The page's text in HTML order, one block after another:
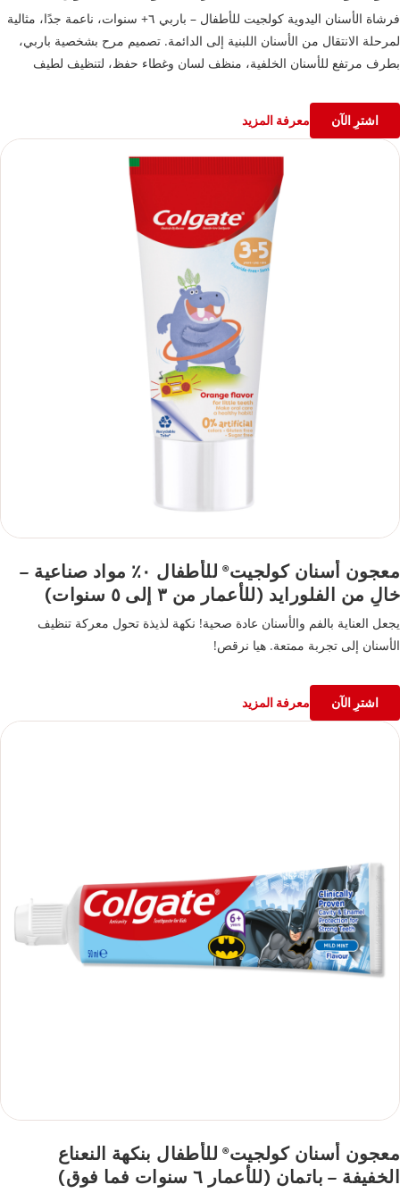
فرشاة الأسنان اليدوية كولجيت للأطفال – باربي ٦+ سنوات، ناعمة جدًا، مثالية
لمرحلة الانتقال من الأسنان اللبنية إلى الدائمة. تصميم مرح بشخصية باربي،
بطرف مرتفع للأسنان الخلفية، منظف لسان وغطاء حفظ، لتنظيف لطيف
اشترِ الآن معرفة المزيد
معجون أسنان كولجيت®
للأطفال ٠٪ مواد صناعية –
خالٍ من الفلورايد (للأعمار من ٣ إلى ٥ سنوات)
يجعل العناية بالفم والأسنان عادة صحية!‎ نكهة لذيذة تحول معركة تنظيف
الأسنان إلى تجربة ممتعة. هيا نرقص!
اشترِ الآن معرفة المزيد
معجون أسنان كولجيت®للأطفال بنكهة النعناع
الخفيفة – باتمان (للأعمار ٦ سنوات فما فوق)